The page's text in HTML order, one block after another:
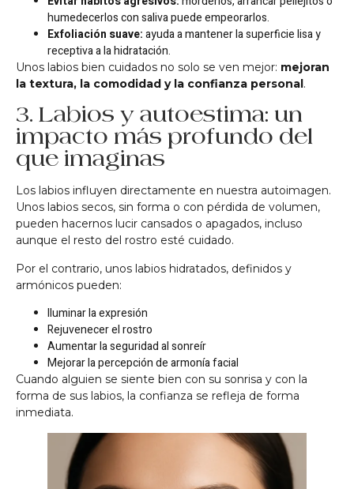
humedecerlos con saliva puede empeorarlos.
Exfoliación suave:ayuda a mantener la superficie lisa y
receptiva a la hidratación.
Unos labios bien cuidados no solo se ven mejor: mejoran
la textura, la comodidad y la confianza personal.
3. Labios y autoestima: un
impacto más profundo del
que imaginas
Los labios influyen directamente en nuestra autoimagen.
Unos labios secos, sin forma o con pérdida de volumen,
pueden hacernos lucir cansados o apagados, incluso
aunque el resto del rostro esté cuidado.
Por el contrario, unos labios hidratados, definidos y
armónicos pueden:
Iluminar la expresión
Rejuvenecer el rostro
Aumentar la seguridad al sonreír
Mejorar la percepción de armonía facial
Cuando alguien se siente bien con su sonrisa y con la
forma de sus labios, la confianza se refleja de forma
inmediata.